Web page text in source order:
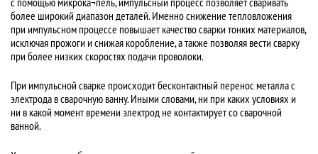
более широкий диапазон деталей. Именно снижение тепловложения
при импульсном процессе повышает качество сварки тонких материалов,
исключая прожоги и снижая коробление, а также позволяя вести сварку
при более низких скоростях подачи проволоки.
При импульсной сварке происходит бесконтактный перенос металла с
электрода в сварочную ванну. Иными словами, ни при каких условиях и
ни в какой момент времени электрод не контактирует со сварочной
ванной.